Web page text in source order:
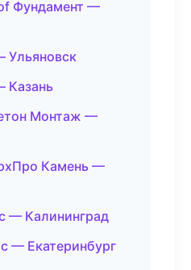
Фундамент —
Ульяновск
Казань
Монтаж —
Камень —
— Калининград
— Екатеринбург